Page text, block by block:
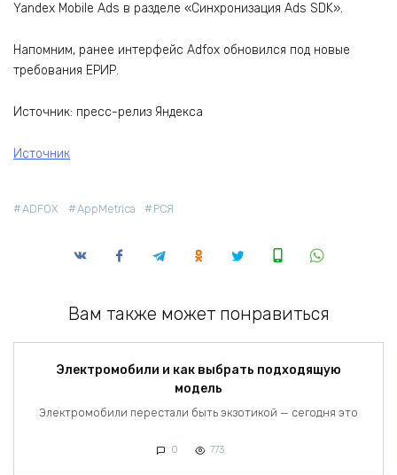
Yandex Mobile Ads в разделе «Синхронизация Ads SDK».
Напомним, ранее интерфейс Adfox обновился под новые
требования ЕРИР.
Источник: пресс-релиз Яндекса
Источник
ADFOX AppMetrica РСЯ
Вам также может понравиться
Электромобили и как выбрать подходящую
модель
Электромобили перестали быть экзотикой — сегодня это
0 773